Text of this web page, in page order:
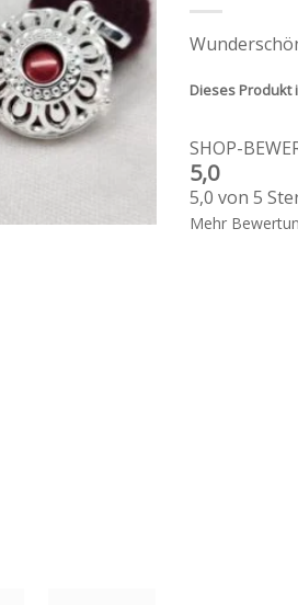
Auf die
Wunschliste
Dieses Produkt
SHOP-
5,0
5,0 von 5
Mehr